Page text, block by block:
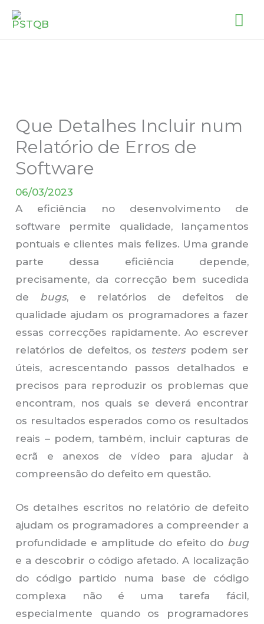
Skip
content
Que Detalhes Incluir num
Relatório de Erros de
Software
06/03/2023
A eficiência no desenvolvimento de
software permite qualidade, lançamentos
pontuais e clientes mais felizes. Uma grande
parte dessa eficiência depende,
precisamente, da correcção bem sucedida
de
bugs, e relatórios de defeitos de
qualidade ajudam os programadores a fazer
essas correcções rapidamente. Ao escrever
relatórios de defeitos, os testerspodem ser
úteis, acrescentando passos detalhados e
precisos para reproduzir os problemas que
encontram, nos quais se deverá encontrar
os resultados esperados como os resultados
reais – podem, também, incluir capturas de
ecrã e anexos de vídeo para ajudar à
compreensão do defeito em questão.
Os detalhes escritos no relatório de defeito
ajudam os programadores a compreender a
profundidade e amplitude do efeito do bug
e a descobrir o código afetado. A localização
do código partido numa base de código
complexa não é uma tarefa fácil,
especialmente quando os programadores